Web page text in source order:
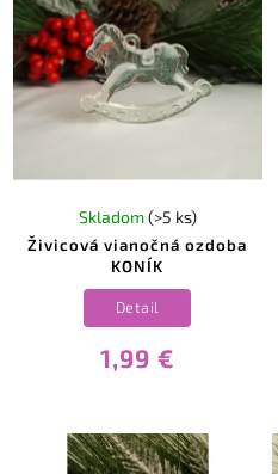
Živicová vianočná ozdoba
KONÍK
Skladom(>5 ks)
1,99 €
Detail